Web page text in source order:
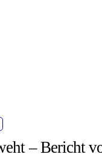
– Bericht